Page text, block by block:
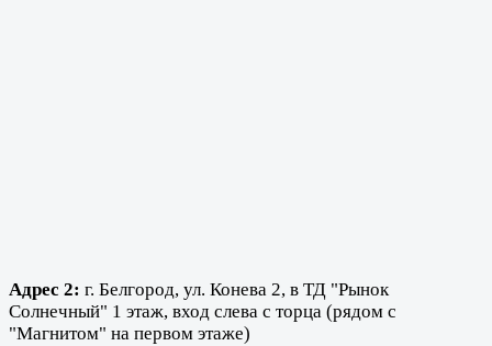
Адрес 2: г. Белгород, ул. Конева 2, в ТД "Рынок
Солнечный" 1 этаж, вход слева с торца (рядом с
"Магнитом" на первом этаже)